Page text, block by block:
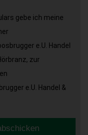
gebe ich meine
e.U. Handel
zur
e.U. Handel &